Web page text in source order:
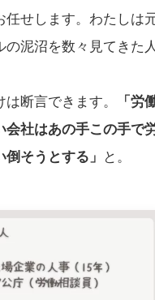
任せします。わたしは
泥沼を数々見てきた
断言できます。
「労
会社はあの手この手で
そうとする」
と。